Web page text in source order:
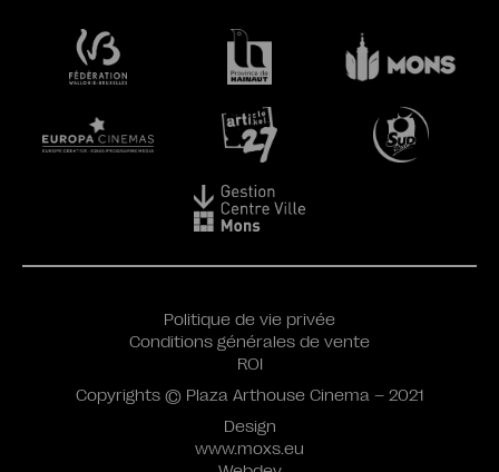
Design
www.moxs.eu
Politique de vie privée
Conditions générales de vente
ROI
Copyrights © Plaza Arthouse Cinema – 2021